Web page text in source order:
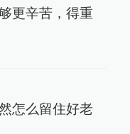
更辛苦，得重
怎么留住好老